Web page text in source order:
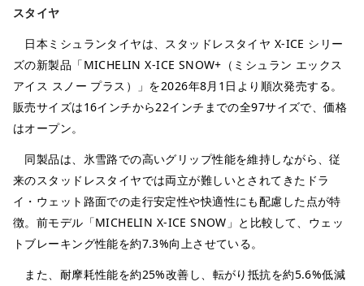
スタイヤ
日本ミシュランタイヤは、スタッドレスタイヤ X-ICE シリー
ズの新製品「MICHELIN X-ICE SNOW+（ミシュラン エックス
アイス スノー プラス）」を2026年8月1日より順次発売する。
販売サイズは16インチから22インチまでの全97サイズで、価格
はオープン。
同製品は、氷雪路での高いグリップ性能を維持しながら、従
来のスタッドレスタイヤでは両立が難しいとされてきたドラ
イ・ウェット路面での走行安定性や快適性にも配慮した点が特
徴。前モデル「MICHELIN X-ICE SNOW」と比較して、ウェッ
トブレーキング性能を約7.3%向上させている。
また、耐摩耗性能を約25%改善し、転がり抵抗を約5.6%低減